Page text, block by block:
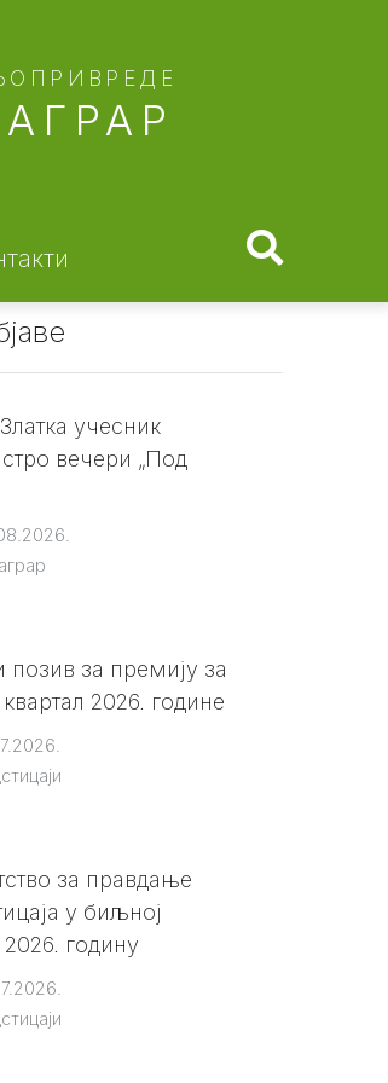
учесник
вечери „Под
позив за премију за
2026. године
за правдање
у биљној
годину